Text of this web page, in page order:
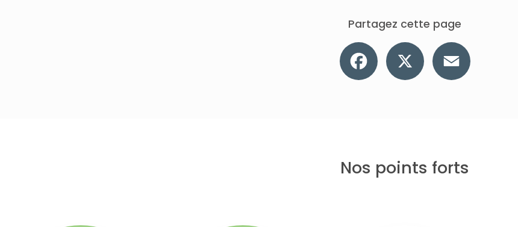
Partagez cette page
Facebook
Nos points forts